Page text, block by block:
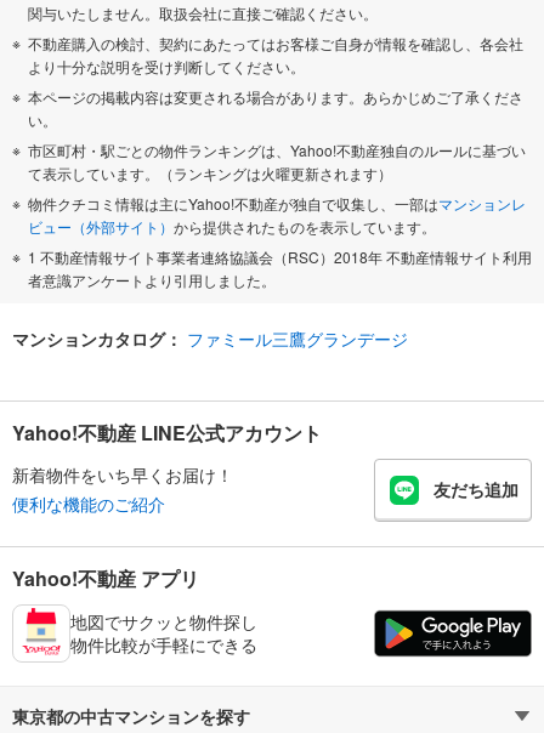
関与いたしません。取扱会社に直接ご確認ください。
不動産購入の検討、契約にあたってはお客様ご自身が情報を確認し、各会社
より十分な説明を受け判断してください。
本ページの掲載内容は変更される場合があります。あらかじめご了承くださ
い。
市区町村・駅ごとの物件ランキングは、Yahoo!不動産独自のルールに基づい
て表示しています。（ランキングは火曜更新されます）
物件クチコミ情報は主にYahoo!不動産が独自で収集し、一部はマンションレ
ビュー（外部サイト） から提供されたものを表示しています。
1 不動産情報サイト事業者連絡協議会（RSC）2018年 不動産情報サイト利用
者意識アンケートより引用しました。
マンションカタログ： ファミール三鷹グランデージ
Yahoo!不動産 LINE公式アカウント
新着物件をいち早くお届け！
便利な機能のご紹介
友だち追加
Yahoo!不動産 アプリ
地図でサクッと物件探し
物件比較が手軽にできる
東京都の中古マンションを探す